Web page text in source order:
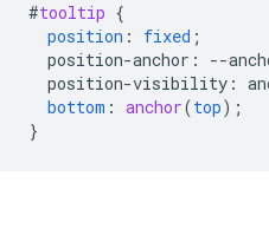
#tooltip {
position : fixed ;
position-anchor : --
position-visibility :
bottom : anchor(top);
}